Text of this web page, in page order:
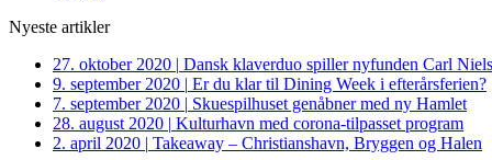
Nyeste artikler
27. oktober 2020 | Dansk klaverduo spiller nyfunden Carl
9. september 2020 | Er du klar til Dining Week i efterårsferien?
7. september 2020 | Skuespilhuset genåbner med ny Hamlet
28. august 2020 | Kulturhavn med corona-tilpasset program
2. april 2020 | Takeaway – Christianshavn, Bryggen og Halen